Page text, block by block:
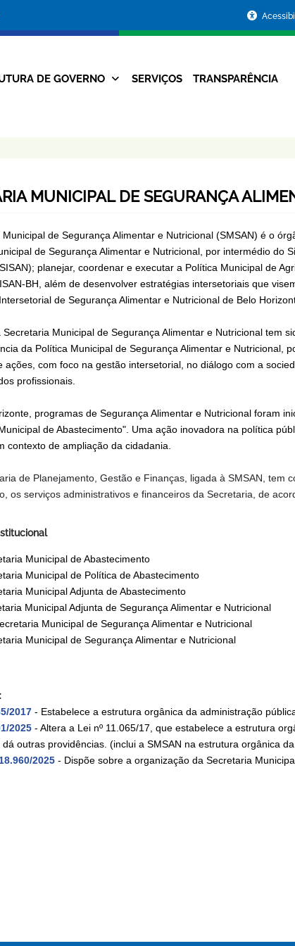
da
Prefeitura
Navegação
DE GOVERNO SERVIÇOS TRANSPARÊNCIA
MUNICIPAL DE SEGURANÇA
Municipal de Segurança Alimentar e Nutricional (SMSAN) é o
de Segurança Alimentar e Nutricional, por intermédio do
planejar, coordenar e executar a Política Municipal de
BH, além de desenvolver estratégias intersetoriais que
de Segurança Alimentar e Nutricional de Belo
Secretaria Municipal de Segurança Alimentar e Nutricional tem
da Política Municipal de Segurança Alimentar e Nutricional,
ações, com foco na gestão intersetorial, no diálogo com a
profissionais.
programas de Segurança Alimentar e Nutricional foram
de Abastecimento". Uma ação inovadora na política
contexto de ampliação da cidadania.
de Planejamento, Gestão e Finanças, ligada à SMSAN, tem
os serviços administrativos e financeiros da Secretaria, de
Municipal de Abastecimento
Municipal de Política de Abastecimento
Municipal Adjunta de Abastecimento
Municipal Adjunta de Segurança Alimentar e Nutricional
Municipal de Segurança Alimentar e Nutricional
Municipal de Segurança Alimentar e Nutricional
2017- Estabelece a estrutura orgânica da administração
2025- Altera a Lei nº 11.065/17, que estabelece a estrutura
dá outras providências. (inclui a SMSAN na estrutura orgânica
2025- Dispõe sobre a organização da Secretaria